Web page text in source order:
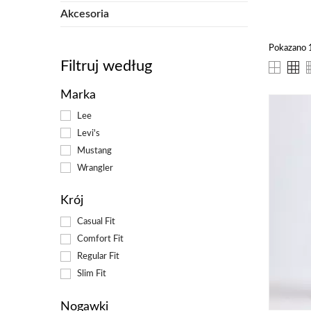
Akcesoria
Filtruj według
Marka
Lee
Levi's
Mustang
Wrangler
Krój
Casual Fit
Comfort Fit
Regular Fit
Slim Fit
Nogawki
Pokazano